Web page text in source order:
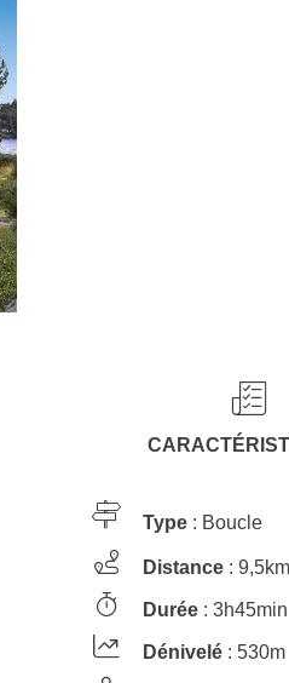
Type: Boucle
Distance: 9,5km
Durée: 3h45min
Dénivelé: 530m